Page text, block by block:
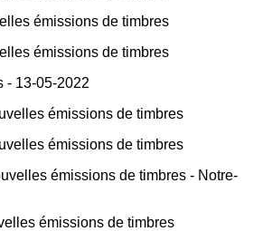
émissions de timbres
émissions de timbres
- 13-05-2022
émissions de timbres
émissions de timbres
émissions de timbres - Notre-
émissions de timbres